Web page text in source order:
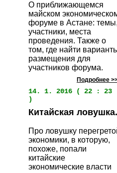
О приближающемся
майском
форуме в Астане:
участники, места
проведения. Также о
том, где найти
размещения для
участников форума.
Подробнее
14. 1. 2016 ( 22 : 23
)
Китайская ловушка.
Про ловушку
экономики, в которую,
похоже, попали
китайские
экономические власти